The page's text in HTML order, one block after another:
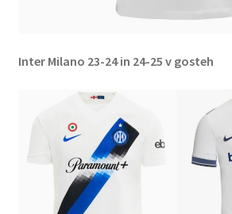
Inter Milano 23-24 in 24-25 v gosteh